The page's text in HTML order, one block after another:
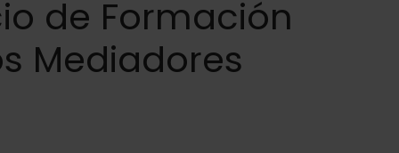
de Formación
Mediadores